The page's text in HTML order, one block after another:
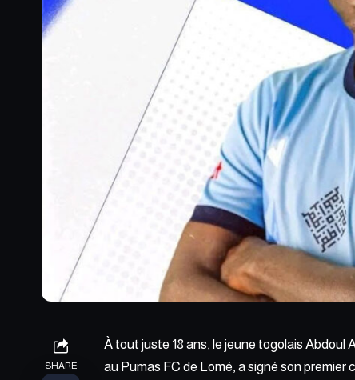
SHARE
À tout juste 18 ans, le jeune togolais Abdoul
au Pumas FC de Lomé, a signé son